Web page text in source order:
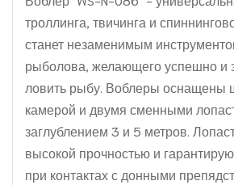
троллинга, твичинга и
станет незаменимым
рыболова, желающего успешно и
ловить рыбу. Воблеры оснащены
камерой и двумя сменными
заглублением 3 и 5 метров.
высокой прочностью и
при контактах с донными